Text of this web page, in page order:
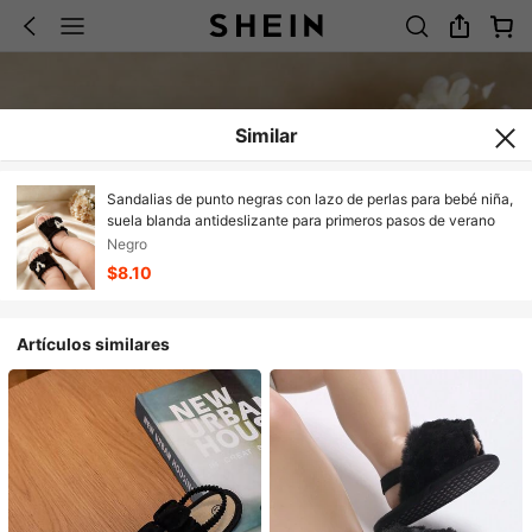
Similar
Sandalias de punto negras con lazo de perlas para bebé niña,
suela blanda antideslizante para primeros pasos de verano
Negro
$8.10
Artículos similares